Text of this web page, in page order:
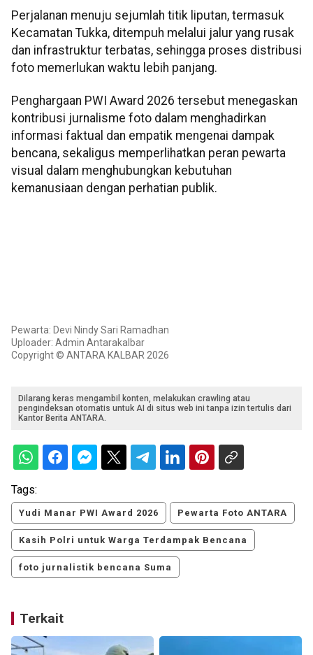
Perjalanan menuju sejumlah titik liputan, termasuk
Kecamatan Tukka, ditempuh melalui jalur yang rusak
dan infrastruktur terbatas, sehingga proses distribusi
foto memerlukan waktu lebih panjang.
Penghargaan PWI Award 2026 tersebut menegaskan
kontribusi jurnalisme foto dalam menghadirkan
informasi faktual dan empatik mengenai dampak
bencana, sekaligus memperlihatkan peran pewarta
visual dalam menghubungkan kebutuhan
kemanusiaan dengan perhatian publik.
Pewarta: Devi Nindy Sari Ramadhan
Uploader: Admin Antarakalbar
Copyright © ANTARA KALBAR 2026
Dilarang keras mengambil konten, melakukan crawling atau
pengindeksan otomatis untuk AI di situs web ini tanpa izin tertulis dari
Kantor Berita ANTARA.
Tags:
Yudi Manar PWI Award 2026 Pewarta Foto ANTARA
Kasih Polri untuk Warga Terdampak Bencana
foto jurnalistik bencana Suma
Terkait